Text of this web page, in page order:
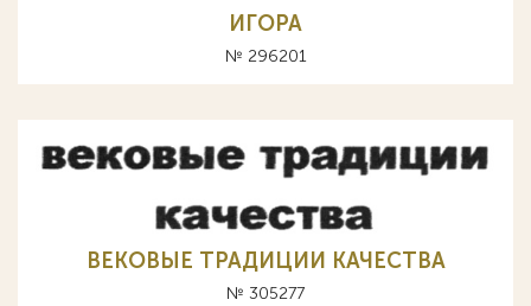
ИГОРА
№ 296201
ВЕКОВЫЕ ТРАДИЦИИ КАЧЕСТВА
№ 305277